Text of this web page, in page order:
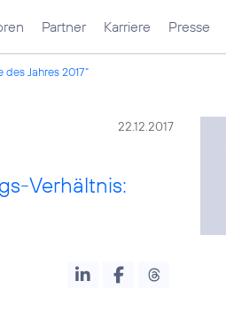
Partner Karriere Presse
des Jahres 2017“
22.12.2017
Verhältnis: